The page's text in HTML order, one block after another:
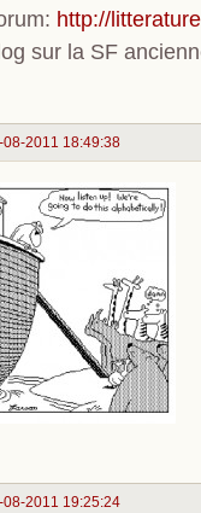
http://
sur la SF
08-2011 18:49:38
08-2011 19:25:24